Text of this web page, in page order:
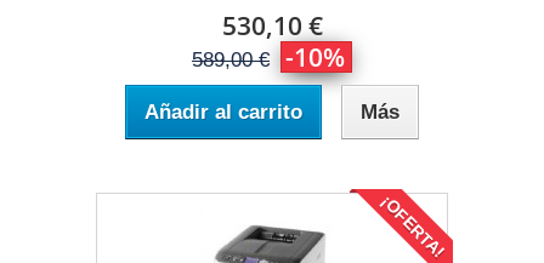
530,10 €
589,00 € -10%
Añadir al carrito Más
¡OFERTA!